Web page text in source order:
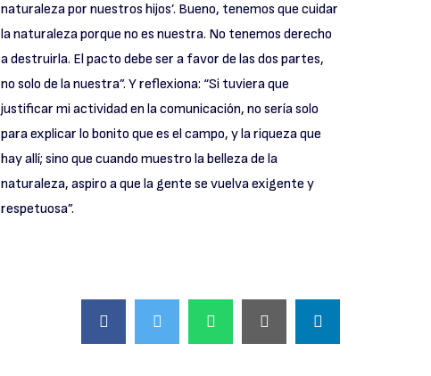
naturaleza por nuestros hijos’. Bueno, tenemos que cuidar
la naturaleza porque no es nuestra. No tenemos derecho
a destruirla. El pacto debe ser a favor de las dos partes,
no solo de la nuestra”. Y reflexiona: “Si tuviera que
justificar mi actividad en la comunicación, no sería solo
para explicar lo bonito que es el campo, y la riqueza que
hay allí; sino que cuando muestro la belleza de la
naturaleza, aspiro a que la gente se vuelva exigente y
respetuosa”.